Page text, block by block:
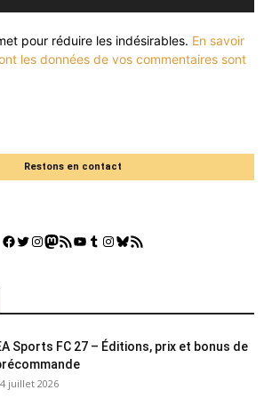
pour réduire les indésirables. En savoir
les données de vos commentaires sont
Restons en contact
Facebook
Twitter
Instagram
Mastodon
Flux RSSYouTube
Tumblr
Instagram
Bluesky
GestGame
Sports FC 27 – Éditions, prix et bonus de
juillet 2026